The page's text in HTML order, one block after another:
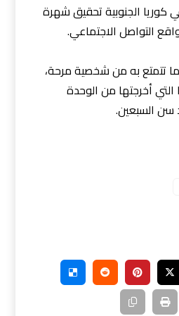
الجنوبية تحقيق شهرة
التواصل الاجتماعي.
تتمتع به من شخصية مرحة،
أخرجتها من الوحدة
سن السبعين.